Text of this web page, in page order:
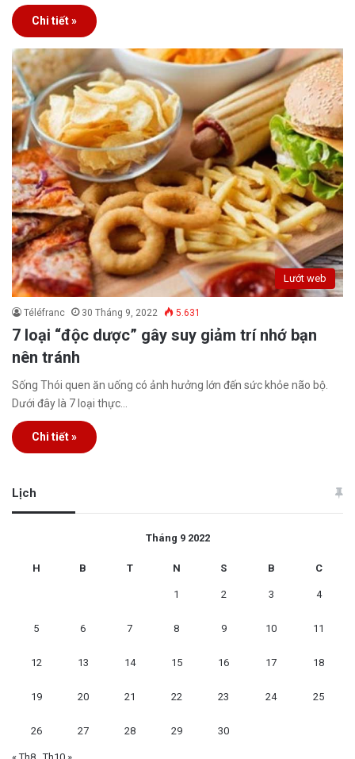
Chi tiết »
Lướt web
Téléfranc 30 Tháng 9, 2022 5.631
7 loại “độc dược” gây suy giảm trí nhớ bạn
nên tránh
Sống Thói quen ăn uống có ảnh hưởng lớn đến sức khỏe não bộ.
Dưới đây là 7 loại thực…
Chi tiết »
Lịch
Tháng 9 2022
H B T N S B C
1 2 3 4
5 6 7 8 9 10 11
12 13 14 15 16 17 18
19 20 21 22 23 24 25
26 27 28 29 30